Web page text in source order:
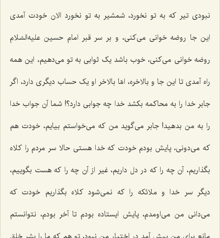
نبودی تیر که به تو نخورد، شمشیر به تو نخورد الان خودت آمدی
این جا روضه خوانی می‌کنی، و بر سر قبر امام حسین علیه‌السّلام
روضه خوانی می‌کنی، خوب باشد یک ثوابی به تو می‌دهیم، این همه
راه آمدی تا این جا و بالاخره، امّا بالاخر او یک حساب دیگری دارد، اگر
جابر خدا را به محاکمه بکشد خدا چه جوابی دارد؟! شما آن جواب خدا
را به من بدهید! جابر می‌گوید من که می‌خواستم بیایم، خودت هم
که می‌دونی، پایش بودم خودت که خدا هستی حالا سر مردم را کلاه
بگذاریم، آن چه را که در دل داریم، غیر از آن چه را که هست بگوییم،
دیگر سر خدا و ملائکه را که نمی‌شود کلاه بگذاریم خودت که
می‌دانی من می‌اومدم، پایش ایستاده بودم تا آخر بودم، نتوانستم